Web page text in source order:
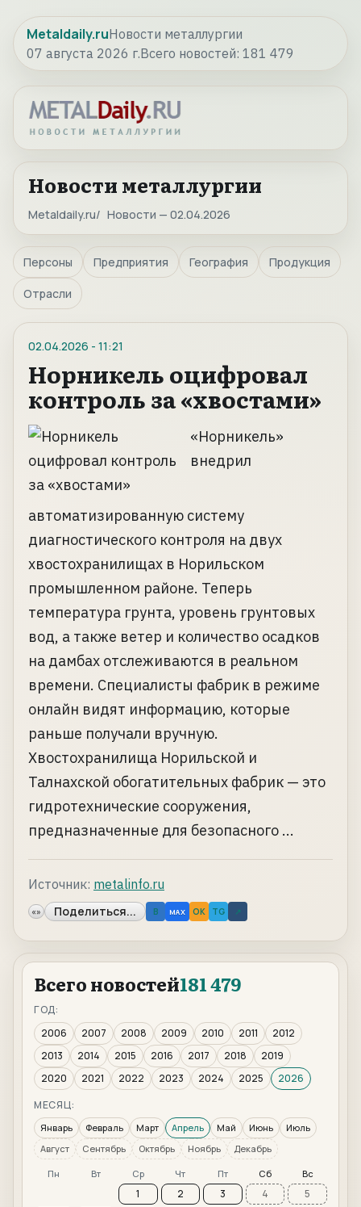
Metaldaily.ruНовости металлургии
07 августа 2026 г.Всего новостей: 181 479
Новости металлургии
Metaldaily.ru Новости — 02.04.2026
Персоны Предприятия География Продукция
Отрасли
02.04.2026 - 11:21
Норникель оцифровал
контроль за «хвостами»
«Норникель»
внедрил
автоматизированную систему
диагностического контроля на двух
хвостохранилищах в Норильском
промышленном районе. Теперь
температура грунта, уровень грунтовых
вод, а также ветер и количество осадков
на дамбах отслеживаются в реальном
времени. Специалисты фабрик в режиме
онлайн видят информацию, которые
раньше получали вручную.
Хвостохранилища Норильской и
Талнахской обогатительных фабрик — это
гидротехнические сооружения,
предназначенные для безопасного ...
Источник: metalinfo.ru
«» Поделиться... B MAX OK TG ↗
Всего новостей181 479
ГОД:
2006
2007 2008 2009 2010 2011
2012
2013
2014 2015 2016 2017 2018
2019
2020
2021 2022 2023 2024 2025
2026
МЕСЯЦ:
Январь Февраль Март Апрель Май Июнь
Июль
Август
Сентябрь Октябрь Ноябрь Декабрь
Пн Вт Ср Чт Пт Сб Вс
1 2 3 4
5